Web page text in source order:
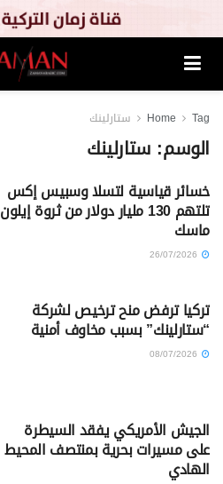
Home Tag ستارلينك
الوسم: ستارلينك
خسائر قياسية لتسلا وسبيس إكس
تلتهم 130 مليار دولار من ثروة إيلون
ماسك
تركيا ترفض منح ترخيص لشركة
“ستارلينك” بسبب مخاوف أمنية
الجيش الأمريكي يفقد السيطرة
على مسيرات بحرية بمنتصف المحيط
الهادي